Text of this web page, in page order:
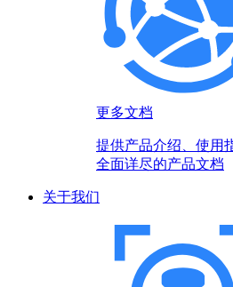
更多文档
提供产品介绍、使用
全面详尽的产品文档
关于我们